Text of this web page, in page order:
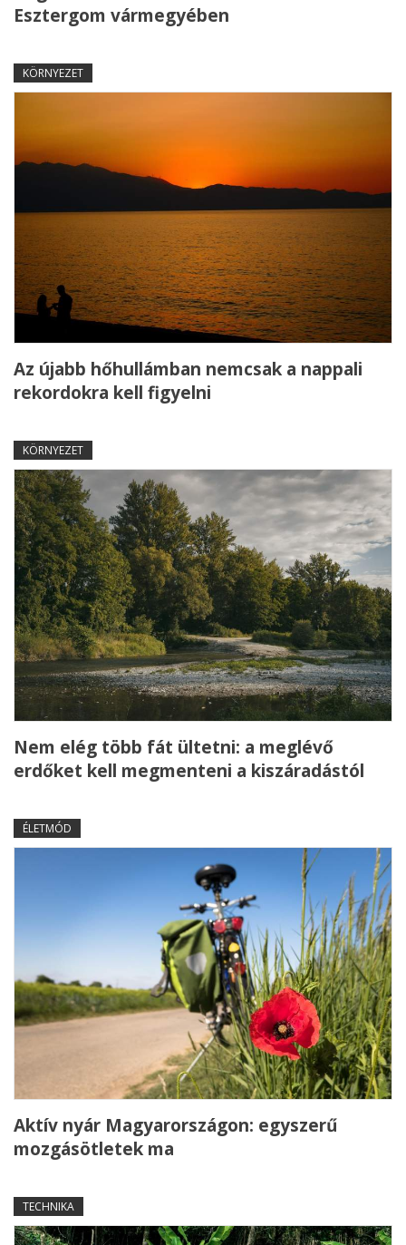
Esztergom vármegyében
KÖRNYEZET
Az újabb hőhullámban nemcsak a nappali
rekordokra kell figyelni
KÖRNYEZET
Nem elég több fát ültetni: a meglévő
erdőket kell megmenteni a kiszáradástól
ÉLETMÓD
Aktív nyár Magyarországon: egyszerű
mozgásötletek ma
TECHNIKA